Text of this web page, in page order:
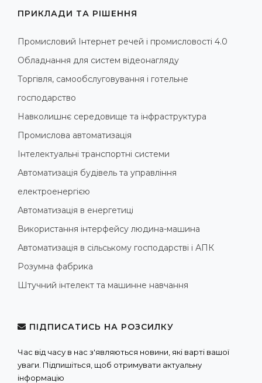
ПРИКЛАДИ ТА РІШЕННЯ
Промисловий Інтернет речей і промисловості 4.0
Обладнання для систем відеонагляду
Торгівля, самообслуговування і готельне
господарство
Навколишнє середовище та інфраструктура
Промислова автоматизація
Інтелектуальні транспортні системи
Автоматизація будівель та управління
електроенергією
Автоматизація в енергетиці
Використання інтерфейсу людина-машина
Автоматизація в сільському господарстві і АПК
Розумна фабрика
Штучний інтелект та машинне навчання
ПІДПИСАТИСЬ НА РОЗСИЛКУ
Час від часу в нас з'являються новини, які варті вашої
уваги. Підпишіться, щоб отримувати актуальну
інформацію